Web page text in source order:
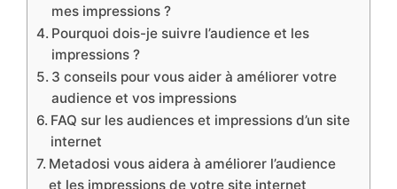
mes impressions ?
Pourquoi dois-je suivre l’audience et les
impressions ?
3 conseils pour vous aider à améliorer votre
audience et vos impressions
FAQ sur les audiences et impressions d’un site
internet
Metadosi vous aidera à améliorer l’audience
et les impressions de votre site internet